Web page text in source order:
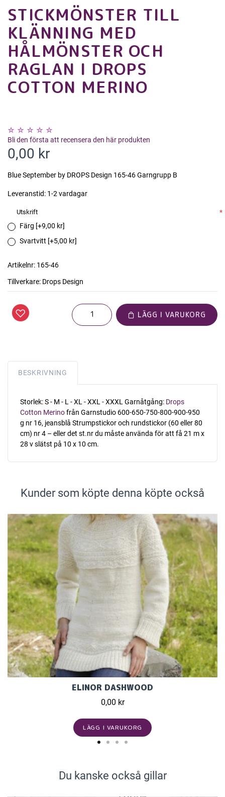
STICKMÖNSTER TILL
KLÄNNING MED
HÅLMÖNSTER OCH
RAGLAN I DROPS
COTTON MERINO
Bli den första att recensera den här produkten
0,00 kr
Blue September by DROPS Design 165-46 Garngrupp B
Leveranstid: 1-2 vardagar
Utskrift
*
Färg [+9,00 kr]
Svartvitt [+5,00 kr]
Artikelnr: 165-46
Tillverkare: Drops Design
LÄGG I VARUKORG
BESKRIVNING
Storlek: S - M - L - XL - XXL - XXXL Garnåtgång: Drops
Cotton Merinofrån Garnstudio 600-650-750-800-900-950
g nr 16, jeansblå Strumpstickor och rundstickor (60 eller 80
cm) nr 4 – eller det st.nr du måste använda för att få 21 m x
28 v slätst på 10 x 10 cm.
Kunder som köpte denna köpte också
ELINOR DASHWOOD
0,00 kr
LÄGG I VARUKORG
Du kanske också gillar